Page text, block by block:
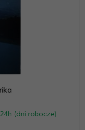
(dni robocze)